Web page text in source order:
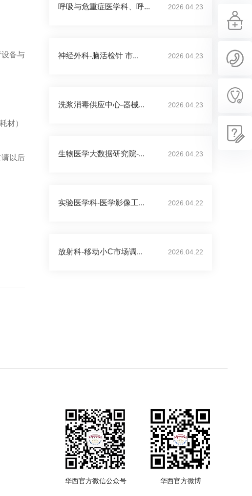
设备与
材）
以后
呼吸与危重症医学科、呼... 2026.04.23
神经外科-脑活检针 市... 2026.04.23
洗浆消毒供应中心-器械... 2026.04.23
生物医学大数据研究院-... 2026.04.23
实验医学科-医学影像工... 2026.04.22
放射科-移动小C市场调... 2026.04.22
华西官方微信公众号 华西官方微博